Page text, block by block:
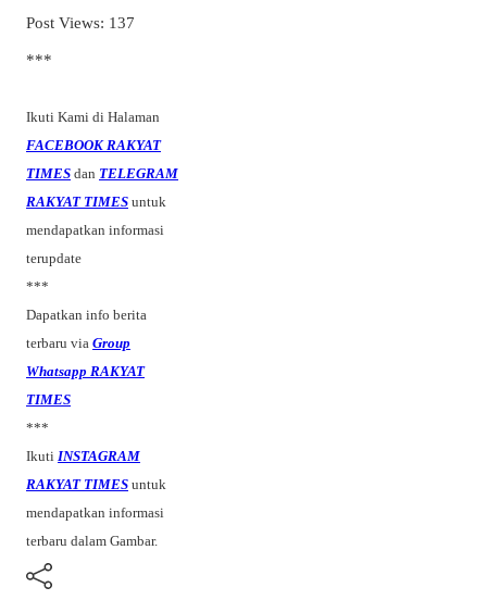
Post Views: 137
***
Ikuti Kami di Halaman
FACEBOOK RAKYAT
TIMES dan TELEGRAM
RAKYAT TIMES untuk
mendapatkan informasi
terupdate
***
Dapatkan info berita
terbaru via Group
Whatsapp RAKYAT
TIMES
***
Ikuti INSTAGRAM
RAKYAT TIMES untuk
mendapatkan informasi
terbaru dalam Gambar.